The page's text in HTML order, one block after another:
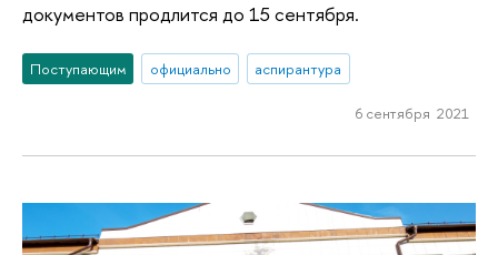
документов продлится до 15 сентября.
Поступающим официально аспирантура
6 сентября 2021